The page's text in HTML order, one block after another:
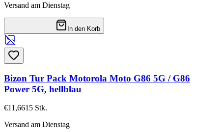
Versand am Dienstag
In den Korb
Bizon Tur Pack Motorola Moto G86 5G / G86
Power 5G, hellblau
€11,6615 Stk.
Versand am Dienstag